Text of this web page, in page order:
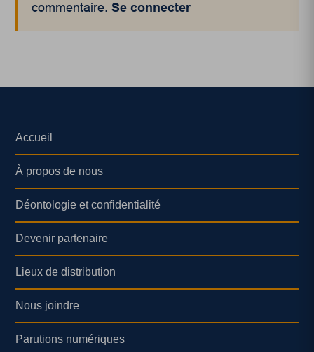
commentaire.Se connecter
Accueil
À propos de nous
Déontologie et confidentialité
Devenir partenaire
Lieux de distribution
Nous joindre
Parutions numériques